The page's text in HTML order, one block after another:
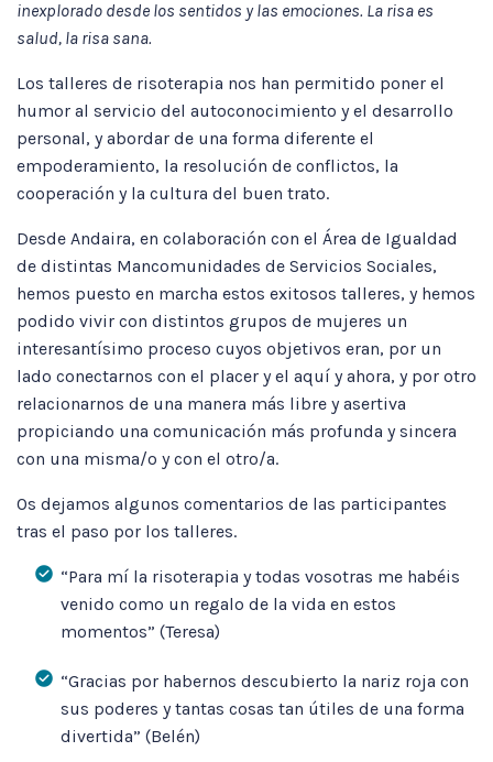
inexplorado desde los sentidos y las emociones. La risa es
salud, la risa sana.
Los talleres de risoterapia nos han permitido poner el
humor al servicio del autoconocimiento y el desarrollo
personal, y abordar de una forma diferente el
empoderamiento, la resolución de conflictos, la
cooperación y la cultura del buen trato.
Desde Andaira, en colaboración con el Área de Igualdad
de distintas Mancomunidades de Servicios Sociales,
hemos puesto en marcha estos exitosos talleres, y hemos
podido vivir con distintos grupos de mujeres un
interesantísimo proceso cuyos objetivos eran, por un
lado conectarnos con el placer y el aquí y ahora, y por otro
relacionarnos de una manera más libre y asertiva
propiciando una comunicación más profunda y sincera
con una misma/o y con el otro/a.
Os dejamos algunos comentarios de las participantes
tras el paso por los talleres.
“Para mí la risoterapia y todas vosotras me habéis
venido como un regalo de la vida en estos
momentos” (Teresa)
“Gracias por habernos descubierto la nariz roja con
sus poderes y tantas cosas tan útiles de una forma
divertida” (Belén)